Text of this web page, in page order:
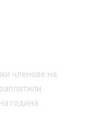
членове на
година.